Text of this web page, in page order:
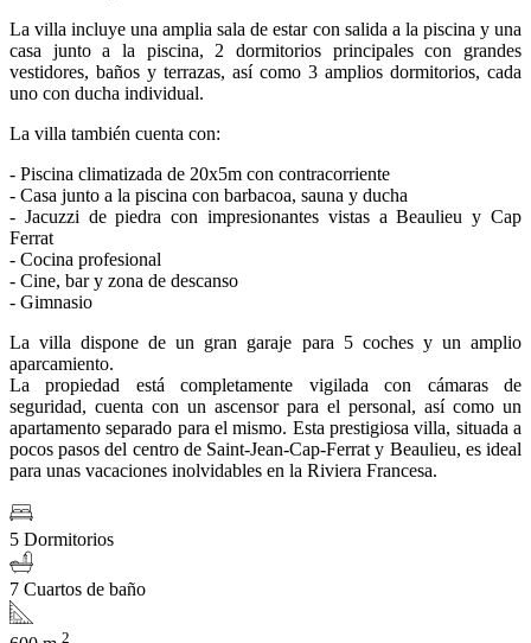
La villa incluye una amplia sala de estar con salida a la piscina y una
casa junto a la piscina, 2 dormitorios principales con grandes
vestidores, baños y terrazas, así como 3 amplios dormitorios, cada
uno con ducha individual.
La villa también cuenta con:
- Piscina climatizada de 20x5m con contracorriente
- Casa junto a la piscina con barbacoa, sauna y ducha
- Jacuzzi de piedra con impresionantes vistas a Beaulieu y Cap
Ferrat
- Cocina profesional
- Cine, bar y zona de descanso
- Gimnasio
La villa dispone de un gran garaje para 5 coches y un amplio
aparcamiento.
La propiedad está completamente vigilada con cámaras de
seguridad, cuenta con un ascensor para el personal, así como un
apartamento separado para el mismo. Esta prestigiosa villa, situada a
pocos pasos del centro de Saint-Jean-Cap-Ferrat y Beaulieu, es ideal
para unas vacaciones inolvidables en la Riviera Francesa.
5 Dormitorios
7 Cuartos de baño
2